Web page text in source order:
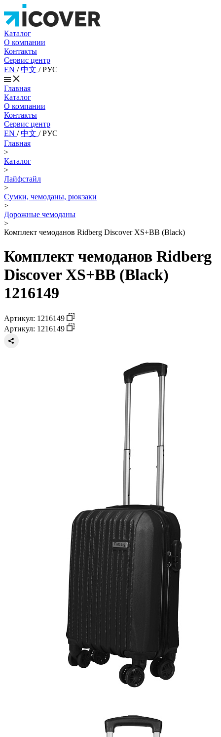
Каталог
О компании
Контакты
Сервис центр
EN /中文 /РУС
Главная
Каталог
О компании
Контакты
Сервис центр
EN /中文 /РУС
Главная
>
Каталог
>
Лайфстайл
>
Сумки, чемоданы, рюкзаки
>
Дорожные чемоданы
>
Комплект чемоданов Ridberg Discover XS+BB (Black)
Комплект чемоданов Ridberg
Discover XS+BB (Black)
1216149
Артикул: 1216149
Артикул: 1216149